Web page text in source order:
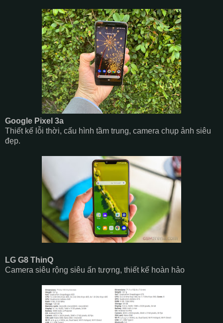
Google Pixel 3a
Thiết kế lỗi thời, cấu hình tầm trung, camera chụp ảnh siêu
đẹp.
LG G8 ThinQ
Camera siêu rộng siêu ấn tượng, thiết kế hoàn hảo